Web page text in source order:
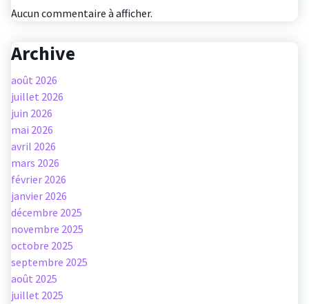
Aucun commentaire à afficher.
Archive
août 2026
juillet 2026
juin 2026
mai 2026
avril 2026
mars 2026
février 2026
janvier 2026
décembre 2025
novembre 2025
octobre 2025
septembre 2025
août 2025
juillet 2025